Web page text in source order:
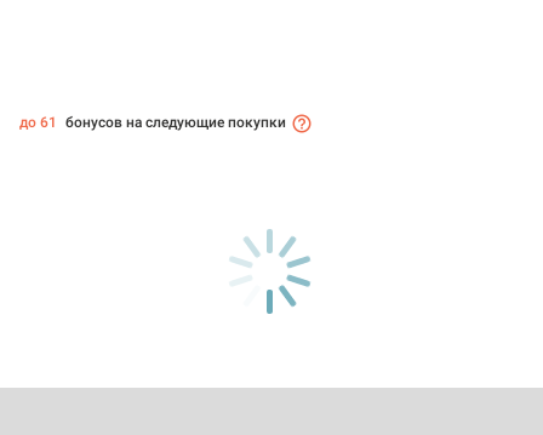
до 61 бонусов на следующие покупки